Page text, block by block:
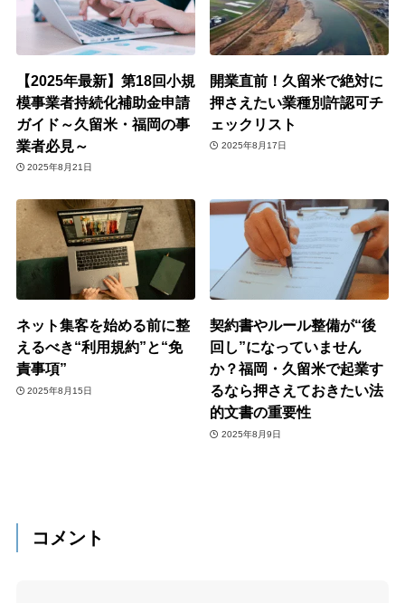
【2025年最新】第18回小規
模事業者持続化補助金申請
ガイド～久留米・福岡の事
業者必見～
2025年8月21日
開業直前！久留米で絶対に
押さえたい業種別許認可チ
ェックリスト
2025年8月17日
ネット集客を始める前に整
えるべき“利用規約”と“免
責事項”
2025年8月15日
契約書やルール整備が“後
回し”になっていません
か？福岡・久留米で起業す
るなら押さえておきたい法
的文書の重要性
2025年8月9日
コメント